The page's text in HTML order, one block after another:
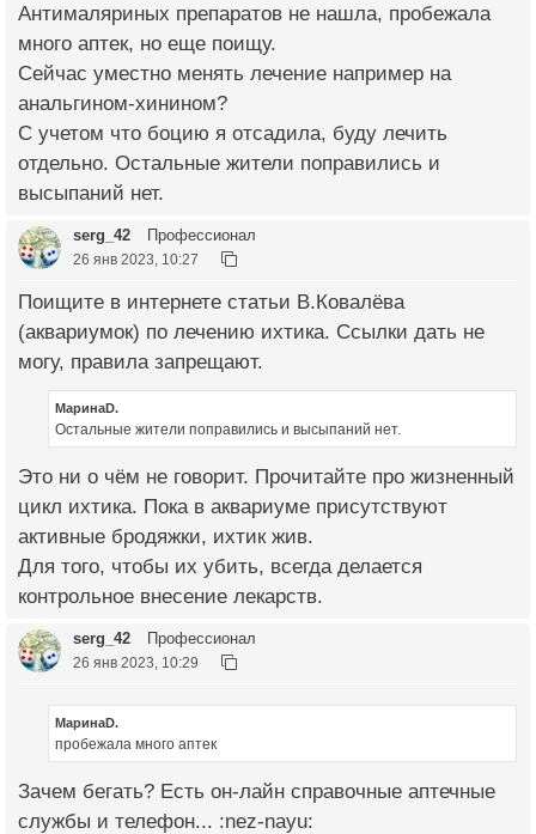
Антималяриных препаратов не нашла, пробежала
много аптек, но еще поищу.
Сейчас уместно менять лечение например на
анальгином-хинином?
С учетом что боцию я отсадила, буду лечить
отдельно. Остальные жители поправились и
высыпаний нет.
serg_42 Профессионал
26 янв 2023, 10:27
Поищите в интернете статьи В.Ковалёва
(аквариумок) по лечению ихтика. Ссылки дать не
могу, правила запрещают.
МаринаD.
Остальные жители поправились и высыпаний нет.
Это ни о чём не говорит. Прочитайте про жизненный
цикл ихтика. Пока в аквариуме присутствуют
активные бродяжки, ихтик жив.
Для того, чтобы их убить, всегда делается
контрольное внесение лекарств.
serg_42 Профессионал
26 янв 2023, 10:29
МаринаD.
пробежала много аптек
Зачем бегать? Есть он-лайн справочные аптечные
службы и телефон... :nez-nayu: